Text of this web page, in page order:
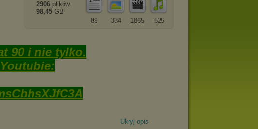
525
1865
334
89
2906 plików
98,45 GB
Ukryj opis